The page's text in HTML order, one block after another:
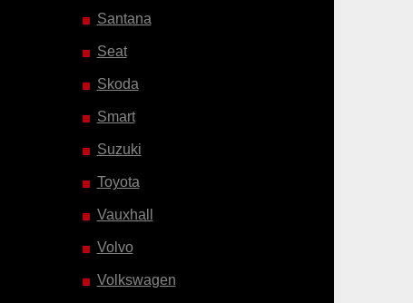
Santana
Seat
Skoda
Smart
Suzuki
Toyota
Vauxhall
Volvo
Volkswagen